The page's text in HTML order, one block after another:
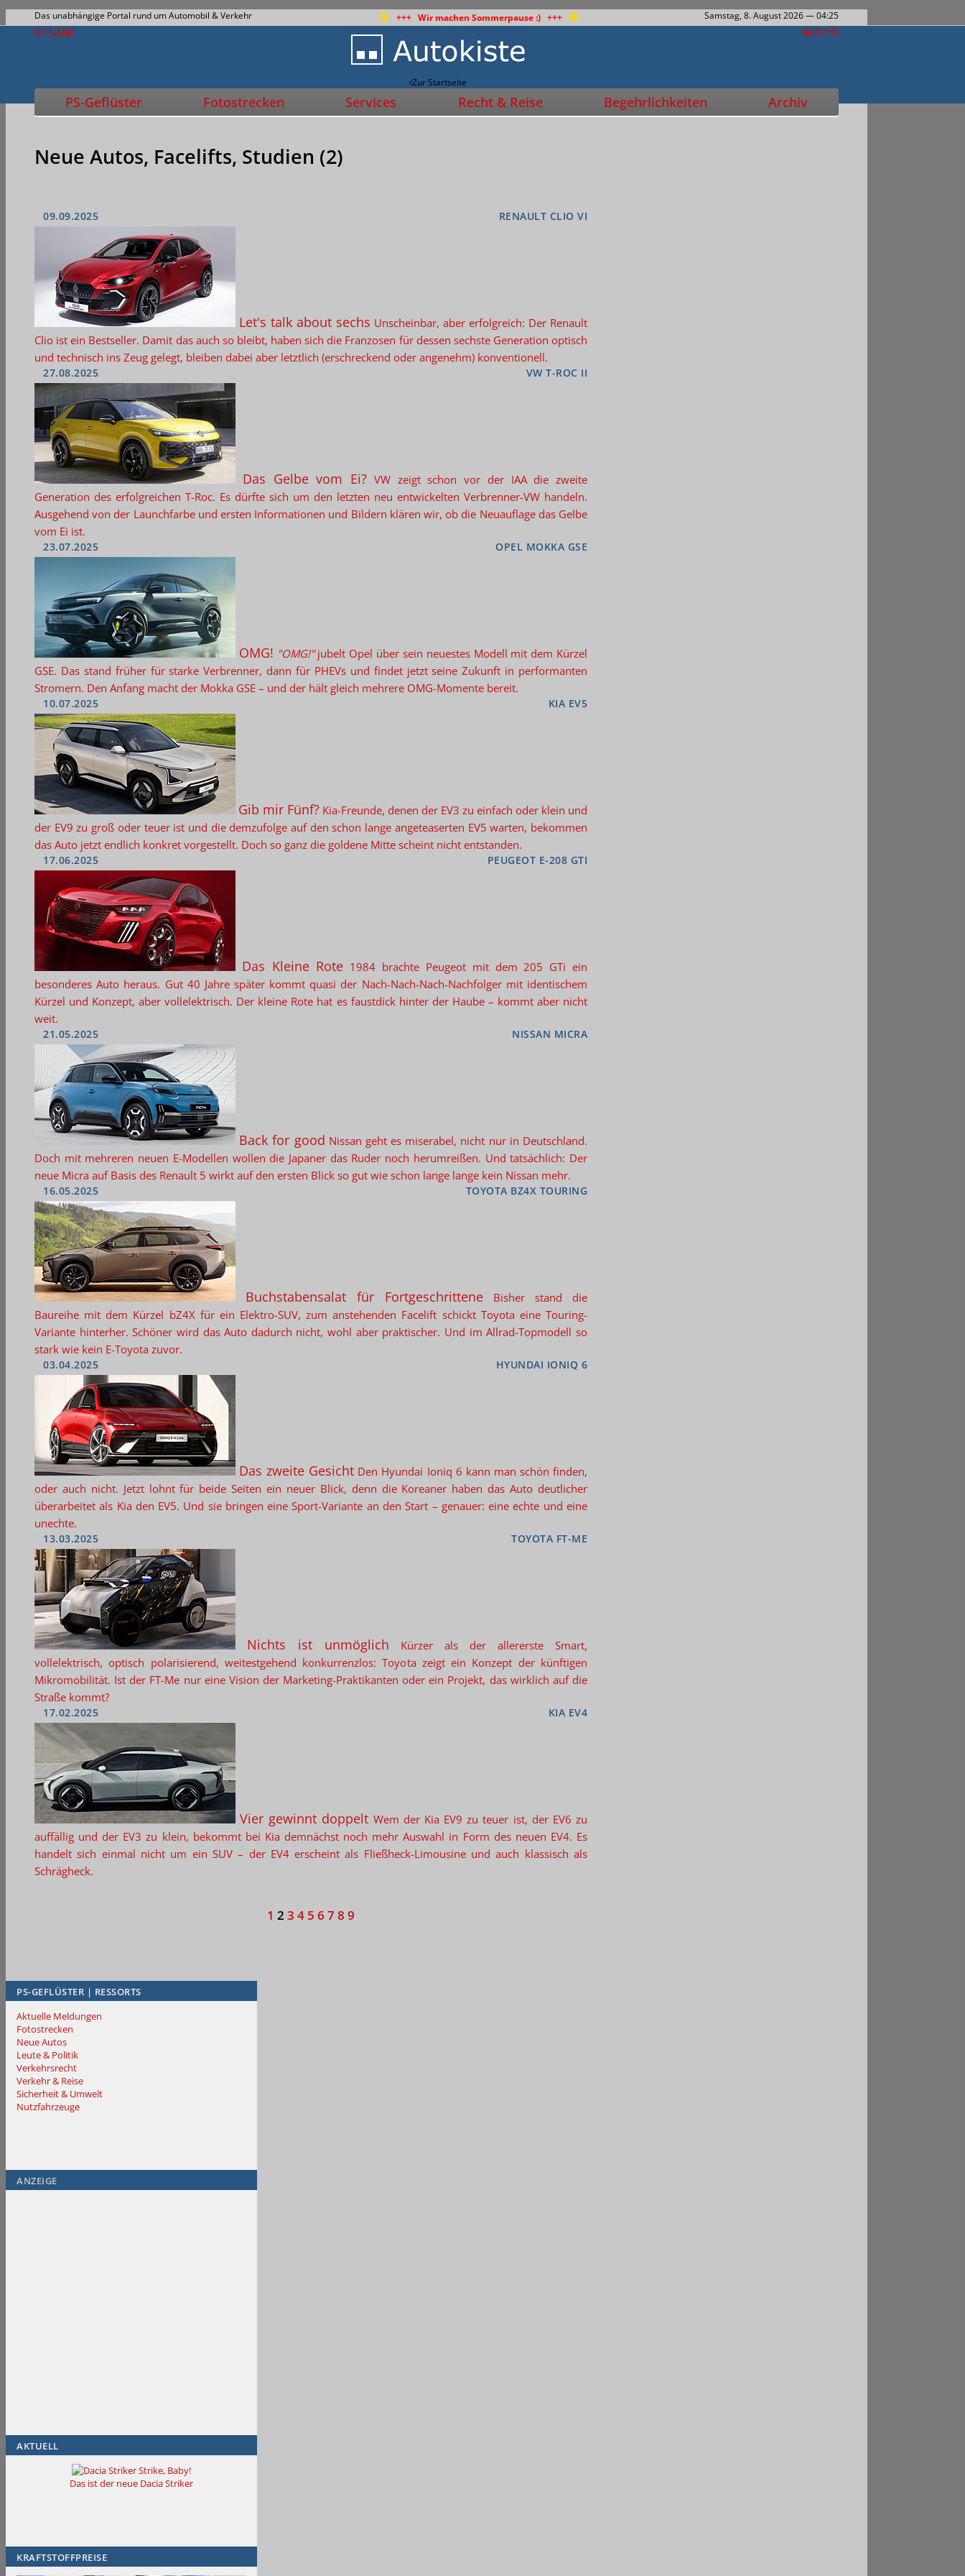
Das unabhängige Portal rund um Automobil & Verkehr +++ Wir machen Sommerpause :) +++ Samstag, 8. August 2026— 04:25
Zur Startseite
PS-Geflüster Fotostrecken Services Recht & Reise Begehrlichkeiten Archiv
Neue Autos, Facelifts, Studien (2)
09.09.2025 RENAULT CLIO VI
Let's talk about sechs Unscheinbar, aber erfolgreich: Der Renault
Clio ist ein Bestseller. Damit das auch so bleibt, haben sich die Franzosen für dessen sechste Generation optisch
und technisch ins Zeug gelegt, bleiben dabei aber letztlich (erschreckend oder angenehm) konventionell.
27.08.2025 VW T-ROC II
Das Gelbe vom Ei? VW zeigt schon vor der IAA die zweite
Generation des erfolgreichen T-Roc. Es dürfte sich um den letzten neu entwickelten Verbrenner-VW handeln.
Ausgehend von der Launchfarbe und ersten Informationen und Bildern klären wir, ob die Neuauflage das Gelbe
vom Ei ist.
23.07.2025 OPEL MOKKA GSE
OMG! "OMG!"jubelt Opel über sein neuestes Modell mit dem Kürzel
GSE. Das stand früher für starke Verbrenner, dann für PHEVs und findet jetzt seine Zukunft in performanten
Stromern. Den Anfang macht der Mokka GSE – und der hält gleich mehrere OMG-Momente bereit.
10.07.2025 KIA EV5
Gib mir Fünf? Kia-Freunde, denen der EV3 zu einfach oder klein und
der EV9 zu groß oder teuer ist und die demzufolge auf den schon lange angeteaserten EV5 warten, bekommen
das Auto jetzt endlich konkret vorgestellt. Doch so ganz die goldene Mitte scheint nicht entstanden.
17.06.2025 PEUGEOT E-208 GTI
Das Kleine Rote 1984 brachte Peugeot mit dem 205 GTi ein
besonderes Auto heraus. Gut 40 Jahre später kommt quasi der Nach-Nach-Nach-Nachfolger mit identischem
Kürzel und Konzept, aber vollelektrisch. Der kleine Rote hat es faustdick hinter der Haube – kommt aber nicht
weit.
21.05.2025 NISSAN MICRA
Back for good Nissan geht es miserabel, nicht nur in Deutschland.
Doch mit mehreren neuen E-Modellen wollen die Japaner das Ruder noch herumreißen. Und tatsächlich: Der
neue Micra auf Basis des Renault 5 wirkt auf den ersten Blick so gut wie schon lange lange kein Nissan mehr.
16.05.2025 TOYOTA BZ4X TOURING
Buchstabensalat für Fortgeschrittene Bisher stand die
Baureihe mit dem Kürzel bZ4X für ein Elektro-SUV, zum anstehenden Facelift schickt Toyota eine Touring-
Variante hinterher. Schöner wird das Auto dadurch nicht, wohl aber praktischer. Und im Allrad-Topmodell so
stark wie kein E-Toyota zuvor.
03.04.2025 HYUNDAI IONIQ 6
Das zweite Gesicht Den Hyundai Ioniq 6 kann man schön finden,
oder auch nicht. Jetzt lohnt für beide Seiten ein neuer Blick, denn die Koreaner haben das Auto deutlicher
überarbeitet als Kia den EV5. Und sie bringen eine Sport-Variante an den Start – genauer: eine echte und eine
unechte.
13.03.2025 TOYOTA FT-ME
Nichts ist unmöglich Kürzer als der allererste Smart,
vollelektrisch, optisch polarisierend, weitestgehend konkurrenzlos: Toyota zeigt ein Konzept der künftigen
Mikromobilität. Ist der FT-Me nur eine Vision der Marketing-Praktikanten oder ein Projekt, das wirklich auf die
Straße kommt?
17.02.2025 KIA EV4
Vier gewinnt doppelt Wem der Kia EV9 zu teuer ist, der EV6 zu
auffällig und der EV3 zu klein, bekommt bei Kia demnächst noch mehr Auswahl in Form des neuen EV4. Es
handelt sich einmal nicht um ein SUV – der EV4 erscheint als Fließheck-Limousine und auch klassisch als
Schrägheck.
1 2 3 4 5 6 7 8 9
PS-GEFLÜSTER | RESSORTS
Aktuelle Meldungen
Fotostrecken
Neue Autos
Leute & Politik
Verkehrsrecht
Verkehr & Reise
Sicherheit & Umwelt
Nutzfahrzeuge
ANZEIGE
AKTUELL
Strike, Baby!
Das ist der neue Dacia Striker
KRAFTSTOFFPREISE